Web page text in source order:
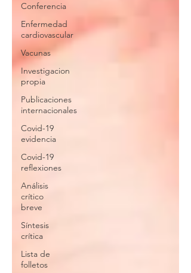
Conferencia
Enfermedad
cardiovascular
Vacunas
Investigacion
propia
Publicaciones
internacionales
Covid-19
evidencia
Covid-19
reflexiones
Análisis
crítico
breve
Síntesis
crítica
Lista de
folletos